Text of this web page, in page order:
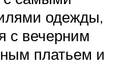
одежды,
с вечерним
платьем и